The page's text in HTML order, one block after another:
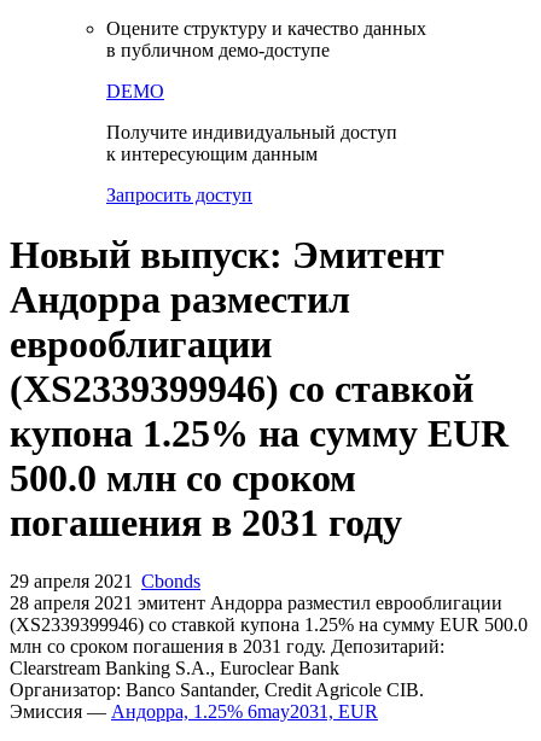
Оцените структуру и качество данных
в публичном демо-доступе
DEMO
Получите индивидуальный доступ
к интересующим данным
Запросить доступ
Новый выпуск: Эмитент
Андорра разместил
еврооблигации
(XS2339399946) со ставкой
купона 1.25% на сумму EUR
500.0 млн со сроком
погашения в 2031 году
29 апреля 2021 Cbonds
28 апреля 2021 эмитент Андорра разместил еврооблигации
(XS2339399946) cо ставкой купона 1.25% на сумму EUR 500.0
млн со сроком погашения в 2031 году. Депозитарий:
Clearstream Banking S.A., Euroclear Bank
Организатор: Banco Santander, Credit Agricole CIB.
Эмиссия — Андорра, 1.25% 6may2031, EUR